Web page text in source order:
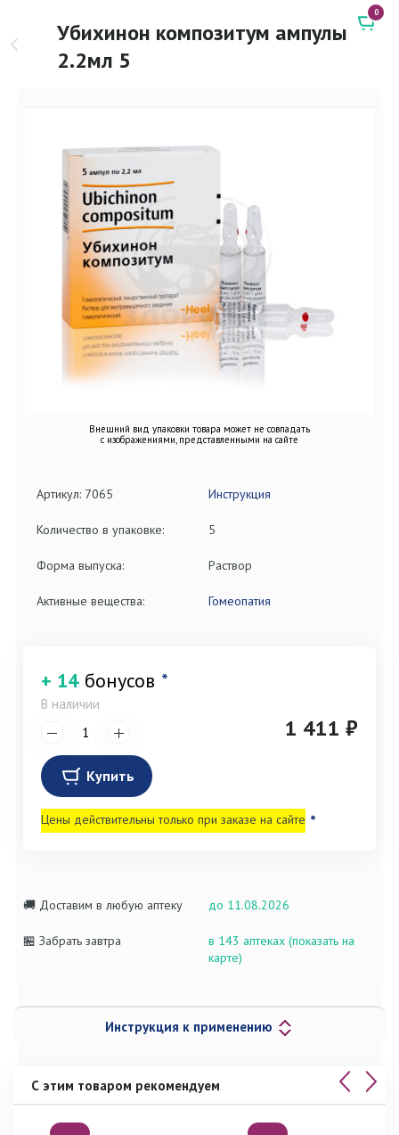
Убихинон композитум ампулы
2.2мл 5
0
Внешний вид упаковки товара может не совпадать
с изображениями, представленными на сайте
Артикул: 7065 Инструкция
Количество в упаковке: 5
Форма выпуска: Раствор
Активные вещества: Гомеопатия
+ 14 бонусов *
В наличии
1 411 ₽
Купить
Цены действительны только при заказе на сайте *
🚚 Доставим в любую аптеку до 11.08.2026
🏪 Забрать завтра
в 143 аптеках (показать на
карте)
Инструкция к применению
С этим товаром рекомендуем